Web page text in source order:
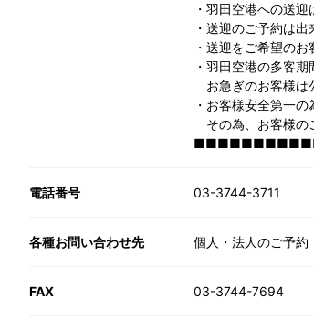
・羽田空港への送
・送迎のご予約は
・送迎をご希望のお
・羽田空港の多客
お急ぎのお客様は
・お客様安全第一
その為、お客様の
電話番号 03-3744-3711
各種お問い合わせ先 個人・法人のご予
FAX 03-3744-7694